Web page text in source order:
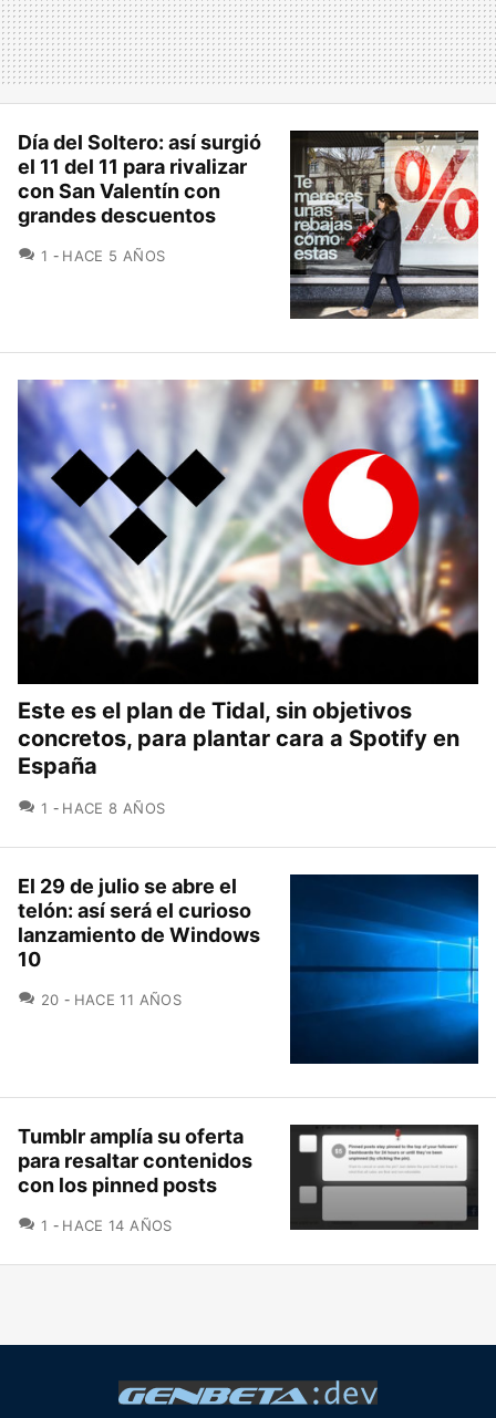
Día del Soltero: así surgió
el 11 del 11 para rivalizar
con San Valentín con
grandes descuentos
1 COMENTARIOS
HACE 5 AÑOS
Este es el plan de Tidal, sin objetivos
concretos, para plantar cara a Spotify en
España
1 COMENTARIOS
HACE 8 AÑOS
El 29 de julio se abre el
telón: así será el curioso
lanzamiento de Windows
10
20 COMENTARIOS
HACE 11 AÑOS
Tumblr amplía su oferta
para resaltar contenidos
con los pinned posts
1 COMENTARIOS
HACE 14 AÑOS